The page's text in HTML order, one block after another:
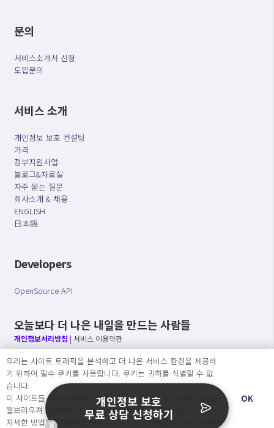
문의
서비스소개서 신청
도입문의
서비스 소개
개인정보 보호 컨설팅
가격
정부지원사업
블로그&자료실
자주 묻는 질문
회사소개 & 채용
ENGLISH
日本語
Developers
OpenSource API
오늘보다 더 나은 내일을 만드는 사람들
개인정보처리방침 | 서비스 이용약관
○ 개인정보보호 컴플라이언스를 선도하겠습니다.
○ 정보주체의 권리를 보장하겠습니다.
○ 기업의 개인정보보호를 위한 효율적 관리를 보장하겠습니다.
우리는 사이트 트래픽을 분석하고 더 나은 서비스 환경을 제공하
기 위하여 필수 쿠키를 사용합니다. 쿠키는 귀하를 식별할 수 없
습니다.
이 사이트를 계속 사용하면 쿠키 사용에 동의하게 됩니다. 귀하는
웹브라우져 설정에서 언제든지 쿠키를 삭제 할 수있습니다.
자세한 방법은 “개인정보처리방침” 을 참고하세요. →
OK
X
개인정보 보호
무료 상담 신청하기